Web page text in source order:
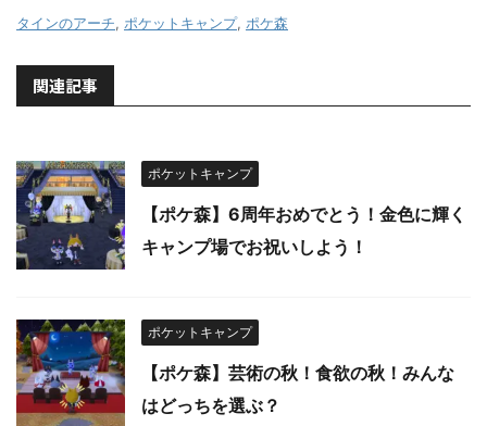
タインのアーチ, ポケットキャンプ, ポケ森
関連記事
ポケットキャンプ
【ポケ森】6周年おめでとう！金色に輝く
キャンプ場でお祝いしよう！
ポケットキャンプ
【ポケ森】芸術の秋！食欲の秋！みんな
はどっちを選ぶ？